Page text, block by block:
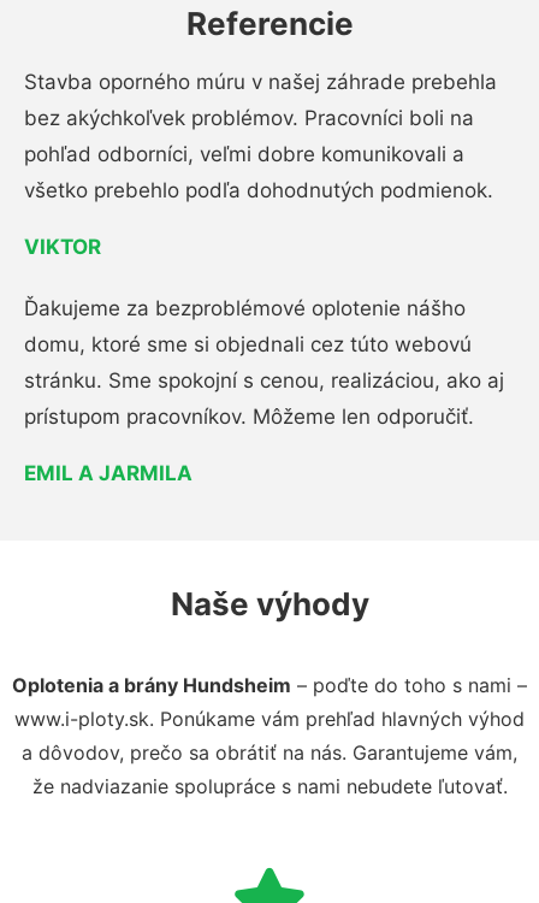
Referencie
Stavba oporného múru v našej záhrade prebehla
bez akýchkoľvek problémov. Pracovníci boli na
pohľad odborníci, veľmi dobre komunikovali a
všetko prebehlo podľa dohodnutých podmienok.
VIKTOR
Ďakujeme za bezproblémové oplotenie nášho
domu, ktoré sme si objednali cez túto webovú
stránku. Sme spokojní s cenou, realizáciou, ako aj
prístupom pracovníkov. Môžeme len odporučiť.
EMIL A JARMILA
Naše výhody
Oplotenia a brány Hundsheim – poďte do toho s nami –
www.i-ploty.sk. Ponúkame vám prehľad hlavných výhod
a dôvodov, prečo sa obrátiť na nás. Garantujeme vám,
že nadviazanie spolupráce s nami nebudete ľutovať.